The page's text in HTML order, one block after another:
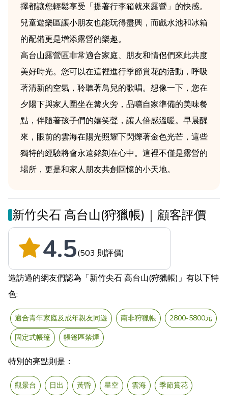
擇都讓您輕鬆享受「提著行李箱就來露營」的快感。
兒童遊樂區讓小朋友也能玩得盡興，而戲水池和冰箱
的配備更是增添露營的樂趣。
高台山露營區非常適合家庭、朋友和情侶們來此共度
美好時光。您可以在這裡進行季節賞花的活動，呼吸
著清新的空氣，聆聽著鳥兒的歌唱。想像一下，您在
夕陽下與家人圍坐在篝火旁，品嚐自家準備的美味餐
點，伴隨著孩子們的嬉笑聲，讓人倍感溫暖。早晨醒
來，眼前的雲海在陽光照耀下閃爍著金色光芒，這些
獨特的經驗將會永遠銘刻在心中。這裡不僅是露營的
場所，更是和家人朋友共創回憶的小天地。
新竹尖石 高台山(狩獵帳)｜顧客評價
4.5(503 則評價)
造訪過的網友們認為「新竹尖石 高台山(狩獵帳)」有以下特
色:
適合青年家庭及成年親友同遊 南非狩獵帳
2800-5800元
固定式帳篷
帳篷區禁煙
特別的亮點則是：
觀景台 日出 黃昏 星空 雲海 季節賞花